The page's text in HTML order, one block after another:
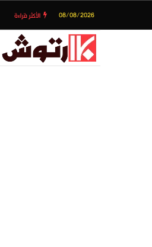
08/08/2026 الأكثر قراءة